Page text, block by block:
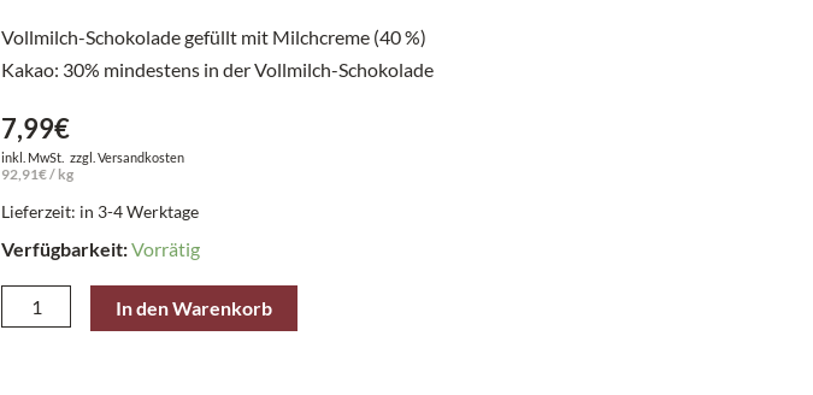
Vollmilch-Schokolade gefüllt mit Milchcreme (40 %)
Kakao: 30% mindestens in der Vollmilch-Schokolade
7,99€
inkl. MwSt. zzgl. Versandkosten
92,91€/ kg
Lieferzeit: in 3-4 Werktage
Verfügbarkeit:Vorrätig
Präsent-
In den Warenkorb